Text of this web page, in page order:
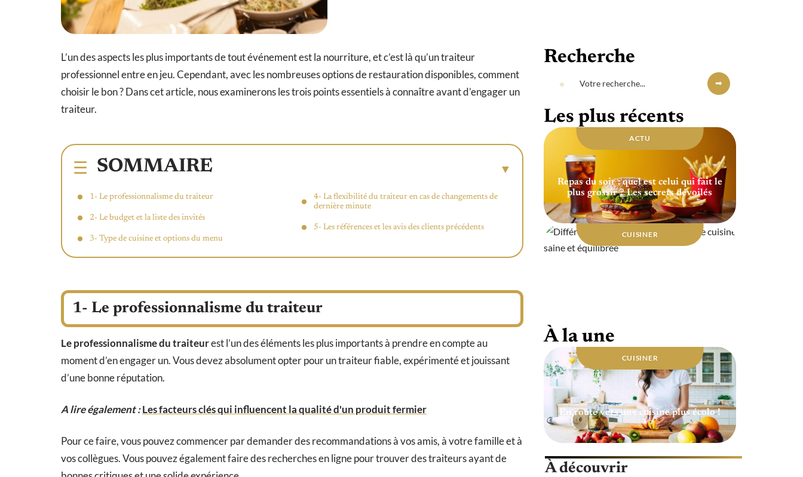
L’un des aspects les plus importants de tout événement est la nourriture, et c’est là qu’un traiteur
professionnel entre en jeu. Cependant, avec les nombreuses options de restauration disponibles, comment
choisir le bon ? Dans cet article, nous examinerons les trois points essentiels à connaître avant d’engager un
traiteur.
SOMMAIRE
1- Le professionnalisme du traiteur
2- Le budget et la liste des invités
3- Type de cuisine et options du menu
4- La flexibilité du traiteur en cas de changements de
dernière minute
5- Les références et les avis des clients précédents
1- Le professionnalisme du traiteur
Le professionnalisme du traiteurest l’un des éléments les plus importants à prendre en compte au
moment d’en engager un. Vous devez absolument opter pour un traiteur fiable, expérimenté et jouissant
d’une bonne réputation.
A lire également :Les facteurs clés qui influencent la qualité d'un produit fermier
Pour ce faire, vous pouvez commencer par demander des recommandations à vos amis, à votre famille et à
vos collègues. Vous pouvez également faire des recherches en ligne pour trouver des traiteurs ayant de
Recherche
Les plus récents
ACTU
Repas du soir : quel est celui qui fait le
plus grossir ? Les secrets dévoilés
CUISINER
À la une
CUISINER
En route vers une cuisine plus écolo !
À découvrir